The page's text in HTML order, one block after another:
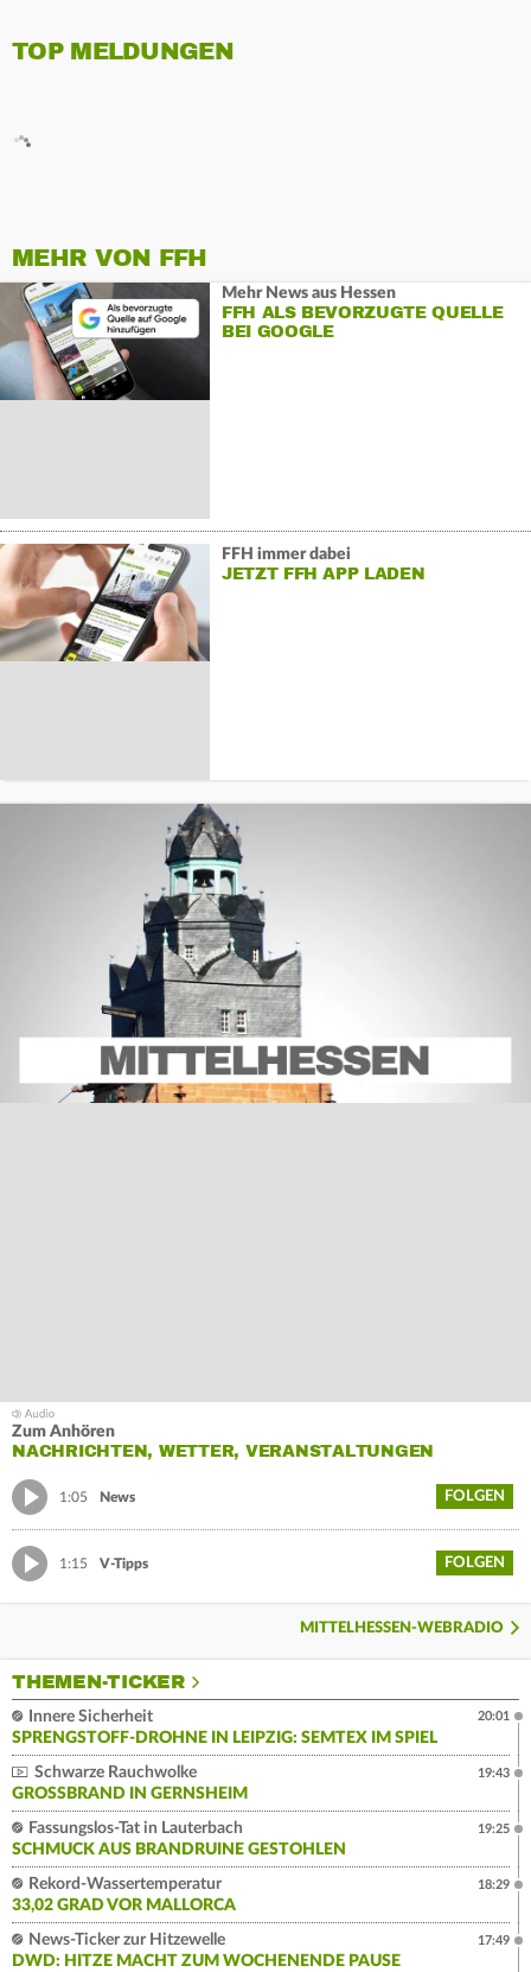
TOP MELDUNGEN
MEHR VON FFH
Mehr News aus Hessen
FFH ALS BEVORZUGTE QUELLE
BEI GOOGLE
FFH immer dabei
JETZT FFH APP LADEN
Zum Anhören
NACHRICHTEN, WETTER, VERANSTALTUNGEN
1:05 News FOLGEN
1:15 V-Tipps FOLGEN
MITTELHESSEN-WEBRADIO
THEMEN-TICKER
Innere Sicherheit
SPRENGSTOFF-DROHNE IN LEIPZIG: SEMTEX IM SPIEL
20:01
Schwarze Rauchwolke
GROSSBRAND IN GERNSHEIM
19:43
Fassungslos-Tat in Lauterbach
SCHMUCK AUS BRANDRUINE GESTOHLEN
19:25
Rekord-Wassertemperatur
33,02 GRAD VOR MALLORCA
18:29
News-Ticker zur Hitzewelle
DWD: HITZE MACHT ZUM WOCHENENDE PAUSE
17:49